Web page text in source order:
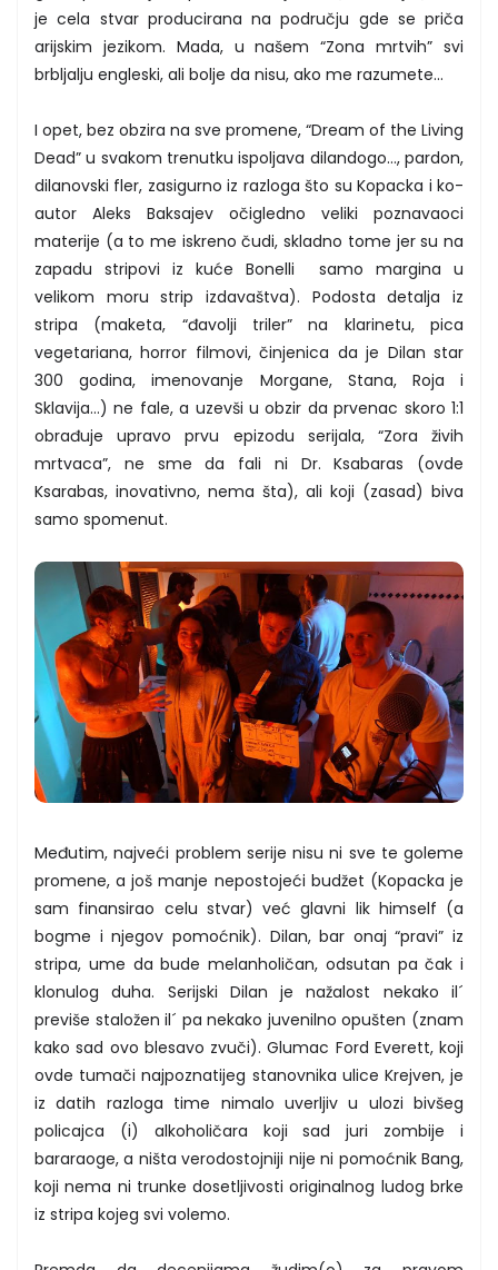
je cela stvar producirana na području gde se priča
arijskim jezikom. Mada, u našem “Zona mrtvih” svi
brbljalju engleski, ali bolje da nisu, ako me razumete…
I opet, bez obzira na sve promene, “Dream of the Living
Dead” u svakom trenutku ispoljava dilandogo…, pardon,
dilanovski fler, zasigurno iz razloga što su Kopacka i ko-
autor Aleks Baksajev očigledno veliki poznavaoci
materije (a to me iskreno čudi, skladno tome jer su na
zapadu stripovi iz kuće Bonelli samo margina u
velikom moru strip izdavaštva). Podosta detalja iz
stripa (maketa, “đavolji triler” na klarinetu, pica
vegetariana, horror filmovi, činjenica da je Dilan star
300 godina, imenovanje Morgane, Stana, Roja i
Sklavija…) ne fale, a uzevši u obzir da prvenac skoro 1:1
obrađuje upravo prvu epizodu serijala, “Zora živih
mrtvaca”, ne sme da fali ni Dr. Ksabaras (ovde
Ksarabas, inovativno, nema šta), ali koji (zasad) biva
samo spomenut.
Međutim, najveći problem serije nisu ni sve te goleme
promene, a još manje nepostojeći budžet (Kopacka je
sam finansirao celu stvar) već glavni lik himself (a
bogme i njegov pomoćnik). Dilan, bar onaj “pravi” iz
stripa, ume da bude melanholičan, odsutan pa čak i
klonulog duha. Serijski Dilan je nažalost nekako il´
previše staložen il´ pa nekako juvenilno opušten (znam
kako sad ovo blesavo zvuči). Glumac Ford Everett, koji
ovde tumači najpoznatijeg stanovnika ulice Krejven, je
iz datih razloga time nimalo uverljiv u ulozi bivšeg
policajca (i) alkoholičara koji sad juri zombije i
bararaoge, a ništa verodostojniji nije ni pomoćnik Bang,
koji nema ni trunke dosetljivosti originalnog ludog brke
iz stripa kojeg svi volemo.